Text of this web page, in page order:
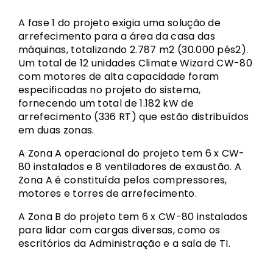
A fase 1 do projeto exigia uma solução de
arrefecimento para a área da casa das
máquinas, totalizando 2.787 m2 (30.000 pés2).
Um total de 12 unidades Climate Wizard CW-80
com motores de alta capacidade foram
especificadas no projeto do sistema,
fornecendo um total de 1.182 kW de
arrefecimento (336 RT) que estão distribuídos
em duas zonas.
A Zona A operacional do projeto tem 6 x CW-
80 instalados e 8 ventiladores de exaustão. A
Zona A é constituída pelos compressores,
motores e torres de arrefecimento.
A Zona B do projeto tem 6 x CW-80 instalados
para lidar com cargas diversas, como os
escritórios da Administração e a sala de TI.